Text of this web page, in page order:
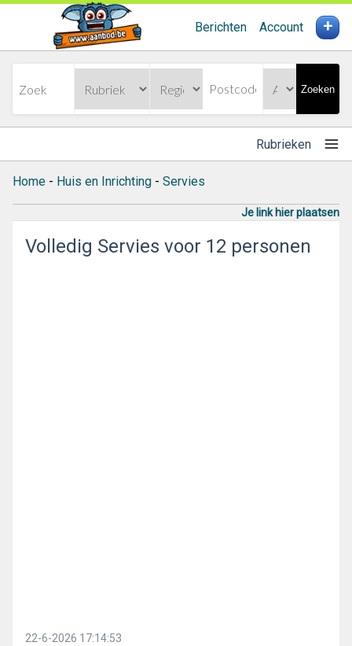
Berichten Account +
Zoeken
Rubrieken
Home - Huis en Inrichting - Servies
Je link hier plaatsen
Volledig Servies voor 12 personen
22-6-2026 17:14:53